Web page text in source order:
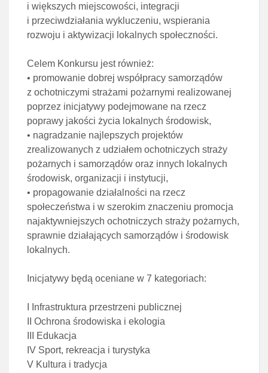
i większych miejscowości, integracji
i przeciwdziałania wykluczeniu, wspierania
rozwoju i aktywizacji lokalnych społeczności.
Celem Konkursu jest również:
• promowanie dobrej współpracy samorządów
z ochotniczymi strażami pożarnymi realizowanej
poprzez inicjatywy podejmowane na rzecz
poprawy jakości życia lokalnych środowisk,
• nagradzanie najlepszych projektów
zrealizowanych z udziałem ochotniczych straży
pożarnych i samorządów oraz innych lokalnych
środowisk, organizacji i instytucji,
• propagowanie działalności na rzecz
społeczeństwa i w szerokim znaczeniu promocja
najaktywniejszych ochotniczych straży pożarnych,
sprawnie działających samorządów i środowisk
lokalnych.
Inicjatywy będą oceniane w 7 kategoriach:
I Infrastruktura przestrzeni publicznej
II Ochrona środowiska i ekologia
III Edukacja
IV Sport, rekreacja i turystyka
V Kultura i tradycja